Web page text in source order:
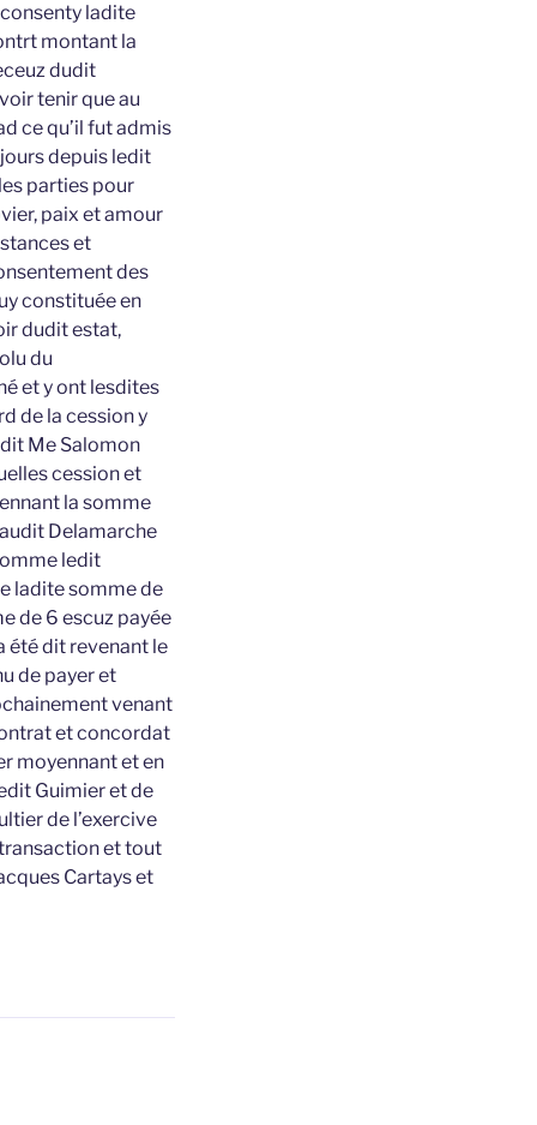
ladite
montant la
dudit
tenir que au
ce qu’il fut admis
depuis ledit
parties pour
paix et amour
et
des
constituée en
dudit estat,
du
et y ont lesdites
de la cession y
Me Salomon
cession et
la somme
Delamarche
ledit
ladite somme de
de 6 escuz payée
été dit revenant le
de payer et
venant
et concordat
moyennant et en
Guimier et de
de l’exercive
et tout
Cartays et